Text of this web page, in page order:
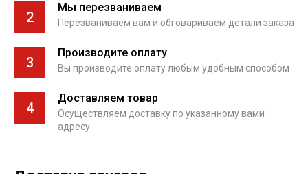
2
Мы перезваниваем
Перезваниваем вам и обговариваем детали заказа
3
Производите оплату
Вы производите оплату любым удобным способом
4
Доставляем товар
Осуществляем доставку по указанному вами
адресу